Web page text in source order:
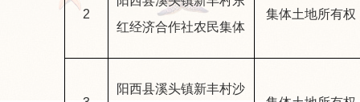
2
红经济合作社农民集体
集体土地所有权
阳西县溪头镇新丰村沙